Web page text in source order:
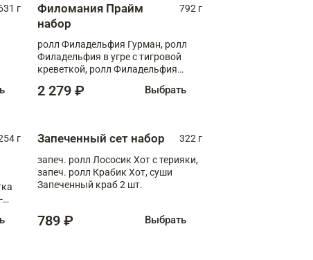
г
Филомания Прайм
набор
792 г
ролл Филадельфия Гурман, ролл
Филадельфия в угре с тигровой
креветкой, ролл Филадельфия
2 279 ₽ Выбрать
г Запеченный сет набор
322 г
запеч. ролл Лососик Хот с терияки,
запеч. ролл Крабик Хот, суши
Запеченный краб 2 шт.
789 ₽ Выбрать